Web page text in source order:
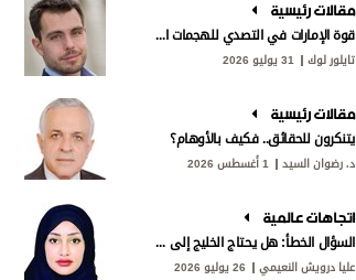
مقالات رئيسية
قوة الإمارات في التصدي للهجمات الإيرانية
تايلور لوك 31 يوليو 2026
مقالات رئيسية
يتنكرون للحقائق.. فكيف بالأوهام؟
د. رضوان السيد 1 أغسطس 2026
اتجاهات عالمية
السؤال الخطأ: هل يحتاج الخليج إلى «ناتو»؟
عليا درويش النعيمي 26 يوليو 2026